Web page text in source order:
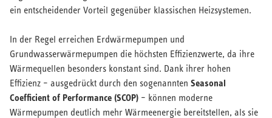
ein entscheidender Vorteil gegenüber klassischen Heizsystemen.
In der Regel erreichen Erdwärmepumpen und
Grundwasserwärmepumpen die höchsten Effizienzwerte, da ihre
Wärmequellen besonders konstant sind. Dank ihrer hohen
Effizienz – ausgedrückt durch den sogenannten Seasonal
Coefficient of Performance (SCOP) – können moderne
Wärmepumpen deutlich mehr Wärmeenergie bereitstellen, als sie